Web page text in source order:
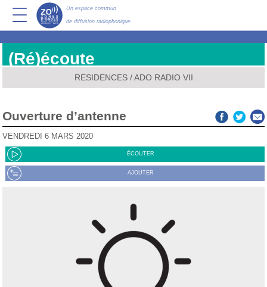
Un espace commun
de diffusion radiophonique
(Ré)écoute
RESIDENCES/ADO RADIO VII
Ouverture d’antenne
VENDREDI 6 MARS 2020
ÉCOUTER
AJOUTER